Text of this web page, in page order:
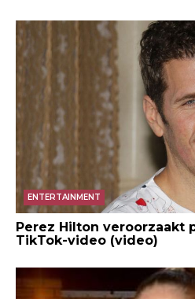
ENTERTAINMENT
Perez Hilton veroorzaakt
TikTok-video (video)